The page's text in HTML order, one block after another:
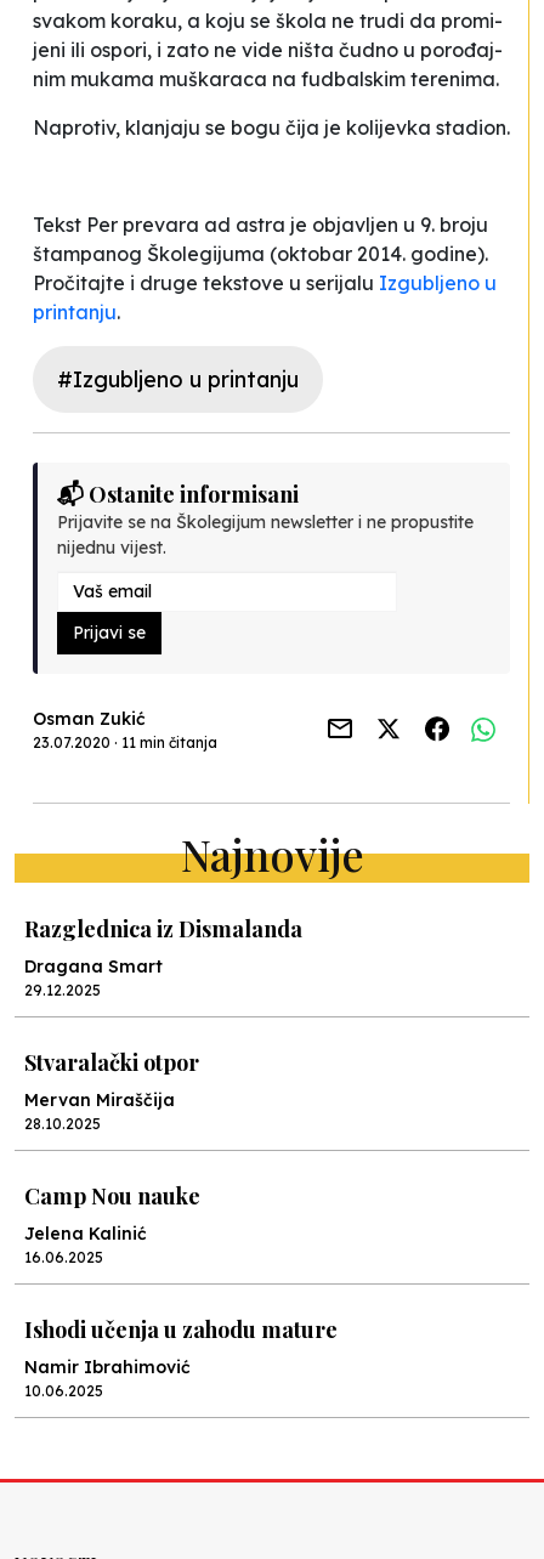
sva­kom ko­ra­ku, a ko­ju se ško­la ne tru­di da pro­mi­
je­ni ili ospo­ri, i za­to ne vi­de ni­šta ču­dno u po­ro­đaj­
nim mu­ka­ma mu­ška­ra­ca na fu­dbal­skim te­re­ni­ma.
Na­pro­tiv, kla­nja­ju se bo­gu či­ja je ko­li­jev­ka sta­di­on.
Tekst Per prevara ad astra je objavljen u 9. broju
štampanog Školegijuma (oktobar 2014. godine).
Pročitajte i druge tekstove u serijalu Izgubljeno u
printanju.
#Izgubljeno u printanju
📬 Ostanite informisani
Prijavite se na Školegijum newsletter i ne propustite
nijednu vijest.
Prijavi se
Osman Zukić
23.07.2020 · 11 min čitanja
Najnovije
Razglednica iz Dismalanda
Dragana Smart
29.12.2025
Stvaralački otpor
Mervan Miraščija
28.10.2025
Camp Nou nauke
Jelena Kalinić
16.06.2025
Ishodi učenja u zahodu mature
Namir Ibrahimović
10.06.2025